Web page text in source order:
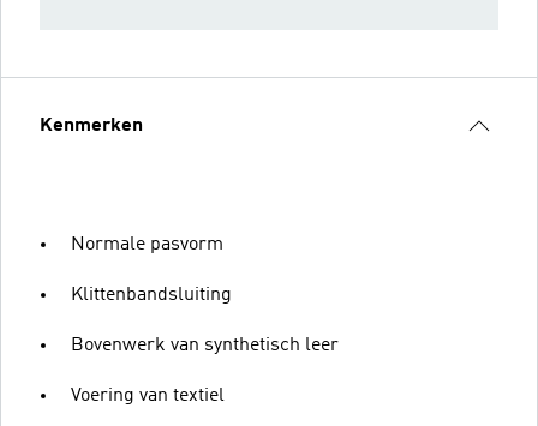
Kenmerken
Normale pasvorm
Klittenbandsluiting
Bovenwerk van synthetisch leer
Voering van textiel